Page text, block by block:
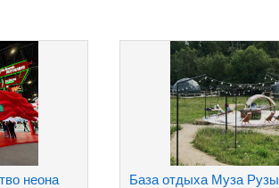
неона База отдыха Муза Рузы